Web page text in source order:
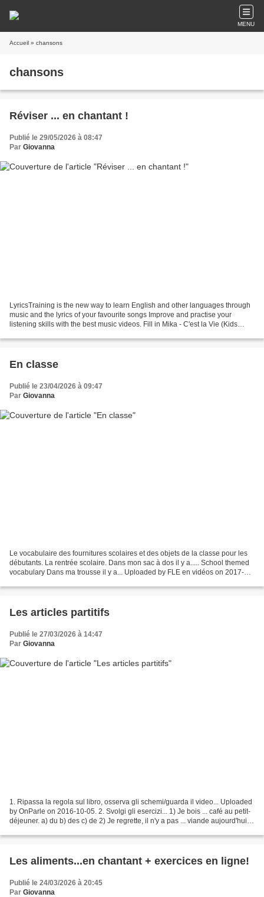
MENU
Accueil » chansons
chansons
Réviser ... en chantant !
Publié le 29/05/2026 à 08:47
Par Giovanna
LyricsTraining is the new way to learn English and other languages through
music and the lyrics of your favourite songs Improve and practise your
listening skills with the best music videos. Fill in Mika - C'est la Vie (Kids
En classe
Publié le 23/04/2026 à 09:47
Par Giovanna
Le vocabulaire des fournitures scolaires et des objets de la classe pour les
débutants. La rentrée scolaire. Dans mon sac à dos il y a..... School themed
vocabulary Dans ma trousse il y a... Uploaded by FLE en vidéos on 2017-10-
Les articles partitifs
Publié le 27/03/2026 à 14:47
Par Giovanna
1. Ripassa la regola sul libro, osserva gli schemi/guarda il video... Uploaded
by OnParle on 2016-10-05. 2. Svolgi gli esercizi... 1) Je bois ... café au petit-
déjeuner. a) du b) des c) de 2) Je regrette, il n'y a pas ... viande aujourd'hui!
Les aliments...en chantant + exercices en ligne!
Publié le 24/03/2026 à 20:45
Par Giovanna